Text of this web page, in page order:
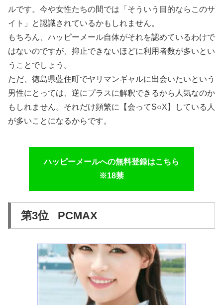
ルです。今や女性たちの間では「そういう目的ならこのサ
イト」と認識されているかもしれません。
もちろん、ハッピーメール自体がそれを認めているわけで
はないのですが、抑止できないほどに利用者数が多いとい
うことでしょう。
ただ、徳島県藍住町でヤリマンギャルに出会いたいという
男性にとっては、逆にプラスに解釈できるから人気なのか
もしれません。それだけ頻繁に【会ってS○X】している人
が多いことになるからです。
ハッピーメールへの無料登録はこちら
※18禁
第3位 PCMAX